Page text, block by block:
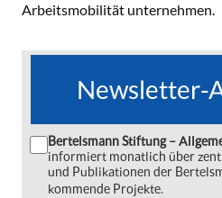
Arbeitsmobilität unternehmen.
Newsletter-
Bertelsmann Stiftung –
informiert monatlich über
und Publikationen der
kommende Projekte.